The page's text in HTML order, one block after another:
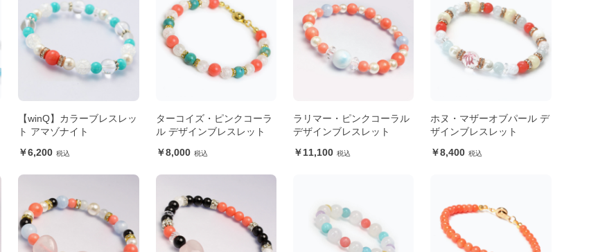
【winQ】カラーブレスレッ
ト アマゾナイト
6,200
ターコイズ・ピンクコーラ
ル デザインブレスレット
8,000
ラリマー・ピンクコーラル
デザインブレスレット
11,100
ホヌ・マザーオブパール デ
ザインブレスレット
8,400